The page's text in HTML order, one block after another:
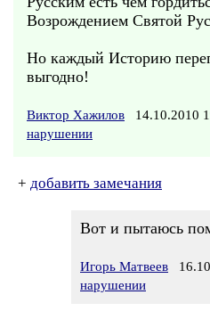
Возрождением Святой
Но каждый Историю
выгодно!
Виктор Хажилов 14.10.2010
нарушении
+ добавить замечания
Вот и пытаюсь
Игорь Матвеев
нарушении